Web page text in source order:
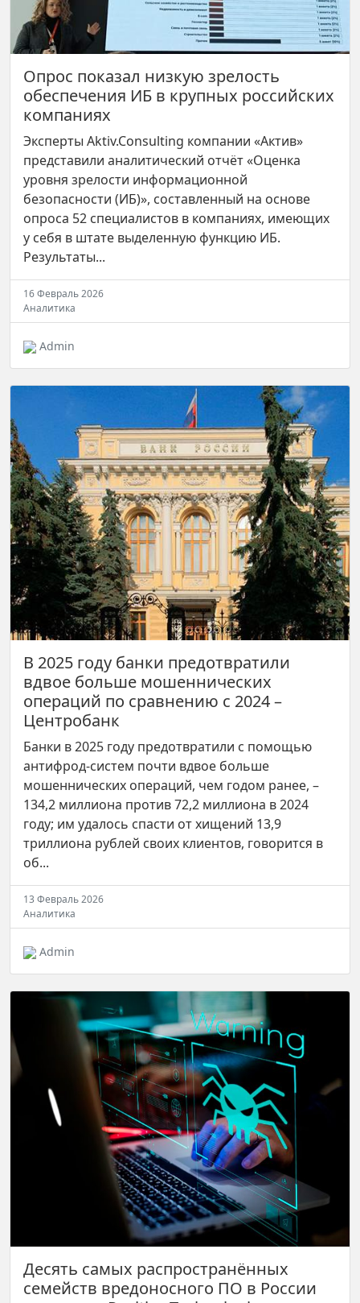
Опрос показал низкую зрелость
обеспечения ИБ в крупных российских
компаниях
Эксперты Aktiv.Consulting компании «Актив»
представили аналитический отчёт «Оценка
уровня зрелости информационной
безопасности (ИБ)», составленный на основе
опроса 52 специалистов в компаниях, имеющих
у себя в штате выделенную функцию ИБ.
Результаты...
16 Февраль 2026
Аналитика
Admin
В 2025 году банки предотвратили
вдвое больше мошеннических
операций по сравнению с 2024 –
Центробанк
Банки в 2025 году предотвратили с помощью
антифрод-систем почти вдвое больше
мошеннических операций, чем годом ранее, –
134,2 миллиона против 72,2 миллиона в 2024
году; им удалось спасти от хищений 13,9
триллиона рублей своих клиентов, говорится в
об...
13 Февраль 2026
Аналитика
Admin
Десять самых распространённых
семейств вредоносного ПО в России